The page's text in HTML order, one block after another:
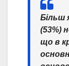
Більш
(53%)
що в